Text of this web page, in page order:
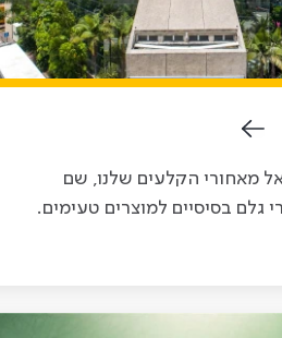
אל מאחורי הקלעים שלנו, שם
גלם בסיסיים למוצרים טעימים.